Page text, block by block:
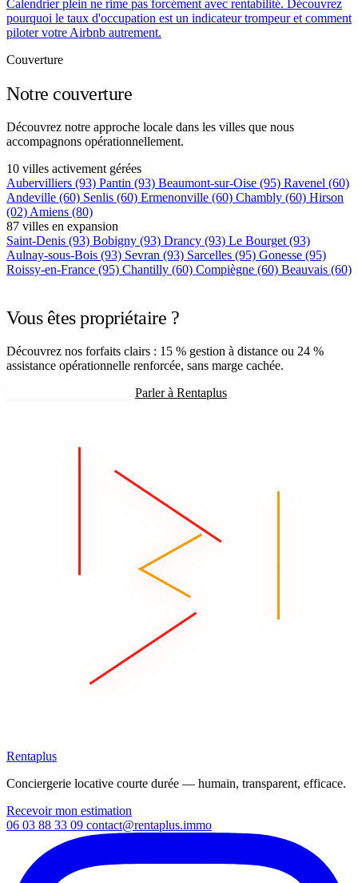
Calendrier plein ne rime pas forcément avec rentabilité. Découvrez
pourquoi le taux d'occupation est un indicateur trompeur et comment
piloter votre Airbnb autrement.
Couverture
Notre couverture
Découvrez notre approche locale dans les villes que nous
accompagnons opérationnellement.
10 villes activement gérées
Aubervilliers (93) Pantin (93) Beaumont-sur-Oise (95) Ravenel (60)
Andeville (60) Senlis (60) Ermenonville (60) Chambly (60) Hirson
(02) Amiens (80)
87 villes en expansion
Saint-Denis (93) Bobigny (93) Drancy (93) Le Bourget (93)
Aulnay-sous-Bois (93) Sevran (93) Sarcelles (95) Gonesse (95)
Roissy-en-France (95) Chantilly (60) Compiègne (60) Beauvais (60)
Vous êtes propriétaire ?
Découvrez nos forfaits clairs : 15 % gestion à distance ou 24 %
assistance opérationnelle renforcée, sans marge cachée.
Parler à Rentaplus
Rentaplus
Conciergerie locative courte durée — humain, transparent, efficace.
Recevoir mon estimation
06 03 88 33 09 contact@rentaplus.immo